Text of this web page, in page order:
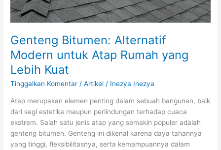
Genteng Bitumen: Alternatif
Modern untuk Atap Rumah yang
Lebih Kuat
Tinggalkan Komentar /Artikel / Inezya Inezya
Atap merupakan elemen penting dalam sebuah bangunan, baik
dari segi estetika maupun perlindungan terhadap cuaca
ekstrem. Salah satu jenis atap yang semakin populer adalah
genteng bitumen. Genteng ini dikenal karena daya tahannya
yang tinggi, fleksibilitasnya, serta kemampuannya dalam